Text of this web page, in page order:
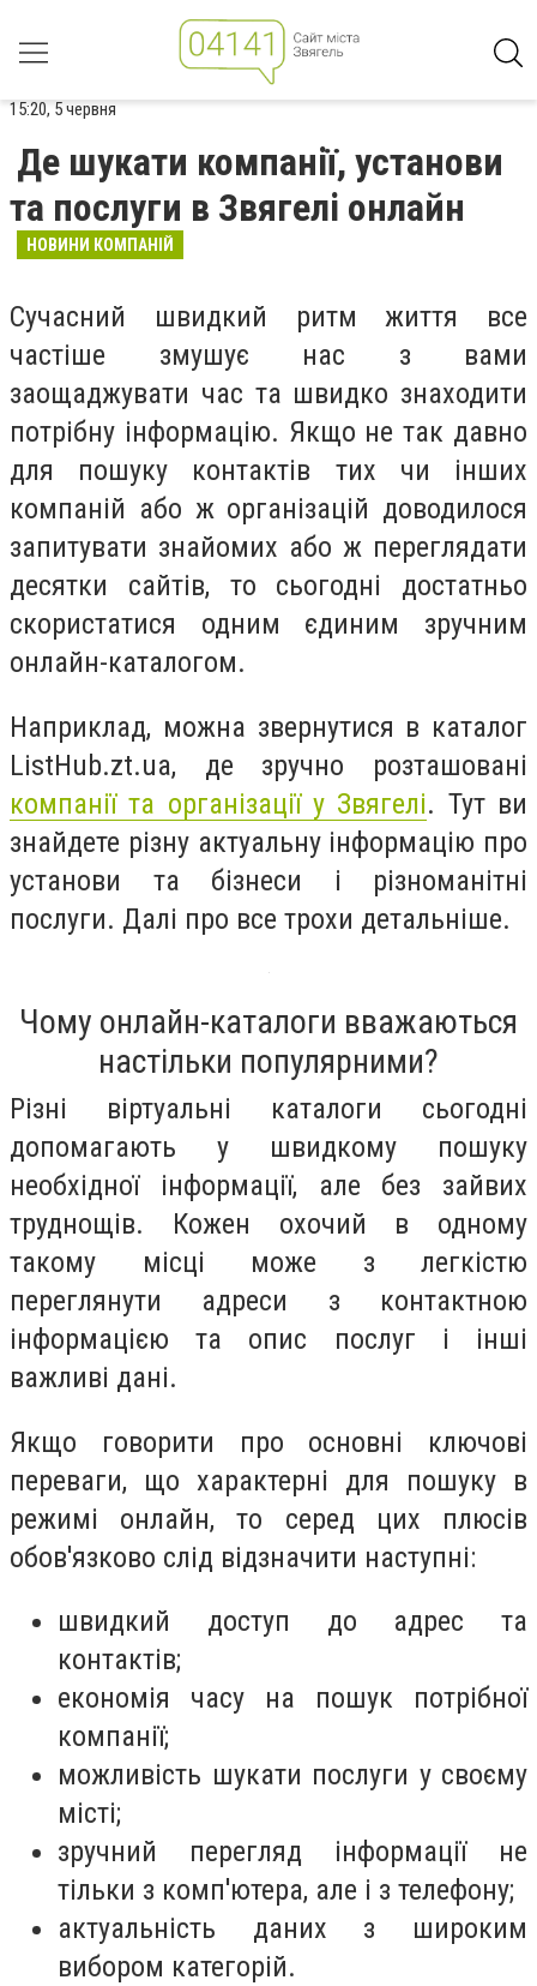
15:20, 5 червня
Де шукати компанії, установи
та послуги в Звягелі онлайн
НОВИНИ КОМПАНІЙ
Сучасний швидкий ритм життя все
частіше змушує нас з вами
заощаджувати час та швидко знаходити
потрібну інформацію. Якщо не так давно
для пошуку контактів тих чи інших
компаній або ж організацій доводилося
запитувати знайомих або ж переглядати
десятки сайтів, то сьогодні достатньо
скористатися одним єдиним зручним
онлайн-каталогом.
Наприклад, можна звернутися в каталог
ListHub.zt.ua, де зручно розташовані
компанії та організації у Звягелі. Тут ви
знайдете різну актуальну інформацію про
установи та бізнеси і різноманітні
послуги. Далі про все трохи детальніше.
Чому онлайн-каталоги вважаються
настільки популярними?
Різні віртуальні каталоги сьогодні
допомагають у швидкому пошуку
необхідної інформації, але без зайвих
труднощів. Кожен охочий в одному
такому місці може з легкістю
переглянути адреси з контактною
інформацією та опис послуг і інші
важливі дані.
Якщо говорити про основні ключові
переваги, що характерні для пошуку в
режимі онлайн, то серед цих плюсів
обов'язково слід відзначити наступні:
швидкий доступ до адрес та
контактів;
економія часу на пошук потрібної
компанії;
можливість шукати послуги у своєму
місті;
зручний перегляд інформації не
тільки з комп'ютера, але і з телефону;
актуальність даних з широким
вибором категорій.